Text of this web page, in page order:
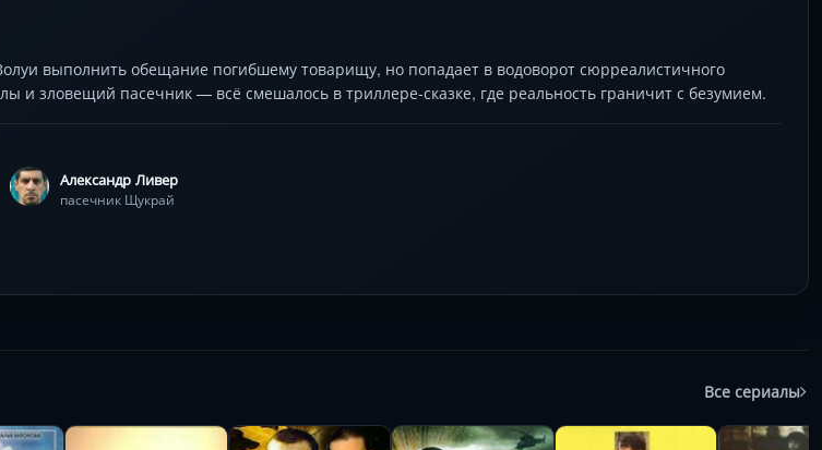
выполнить обещание погибшему товарищу, но попадает в водоворот сюрреалистичного
и зловещий пасечник — всё смешалось в триллере-сказке, где реальность граничит с безумием.
Александр Ливер
пасечник Щукрай
Все сериалы